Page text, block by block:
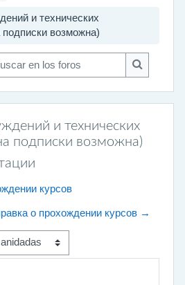
и технических
возможна)
en los foros
Buscar
и технических
подписки возможна)
курсов
о прохождении курсов →